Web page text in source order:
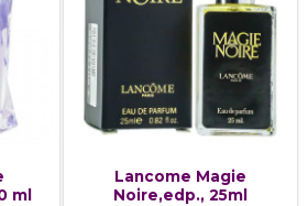
ml
Lancome Magie
Noire,edp., 25ml